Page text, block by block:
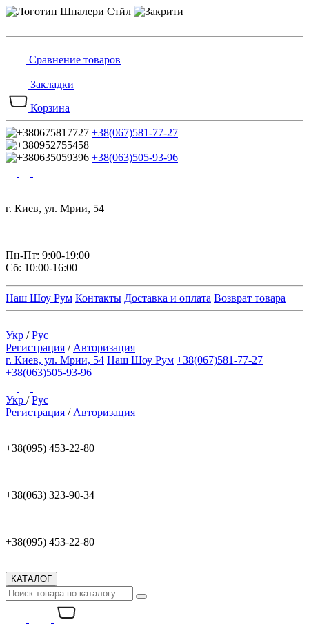
Сравнение товаров
Закладки
Корзина
+38(067)581-77-27
+38(063)505-93-96
г. Киев, ул. Мрии, 54
Пн-Пт: 9:00-19:00
Сб: 10:00-16:00
Наш Шоу Рум Контакты Доставка и оплата Возврат товара
Укр /Рус
Регистрация / Авторизация
г. Киев, ул. Мрии, 54 Наш Шоу Рум +38(067)581-77-27
+38(063)505-93-96
Укр /Рус
Регистрация / Авторизация
+38(095) 453-22-80
+38(063) 323-90-34
+38(095) 453-22-80
КАТАЛОГ